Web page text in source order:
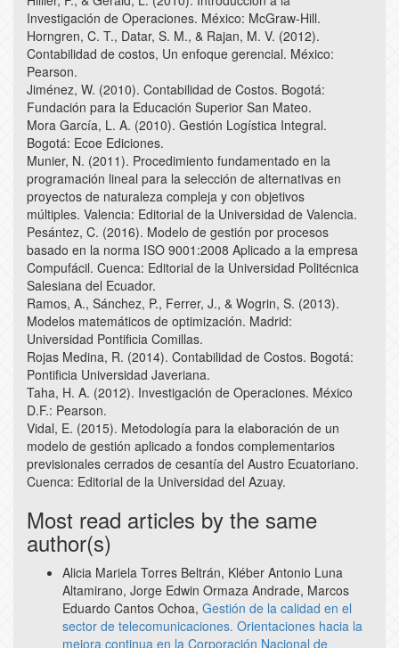
Investigación de Operaciones. México: McGraw-Hill.
Horngren, C. T., Datar, S. M., & Rajan, M. V. (2012).
Contabilidad de costos, Un enfoque gerencial. México:
Pearson.
Jiménez, W. (2010). Contabilidad de Costos. Bogotá:
Fundación para la Educación Superior San Mateo.
Mora García, L. A. (2010). Gestión Logística Integral.
Bogotá: Ecoe Ediciones.
Munier, N. (2011). Procedimiento fundamentado en la
programación lineal para la selección de alternativas en
proyectos de naturaleza compleja y con objetivos
múltiples. Valencia: Editorial de la Universidad de Valencia.
Pesántez, C. (2016). Modelo de gestión por procesos
basado en la norma ISO 9001:2008 Aplicado a la empresa
Compufácil. Cuenca: Editorial de la Universidad Politécnica
Salesiana del Ecuador.
Ramos, A., Sánchez, P., Ferrer, J., & Wogrin, S. (2013).
Modelos matemáticos de optimización. Madrid:
Universidad Pontificia Comillas.
Rojas Medina, R. (2014). Contabilidad de Costos. Bogotá:
Pontificia Universidad Javeriana.
Taha, H. A. (2012). Investigación de Operaciones. México
D.F.: Pearson.
Vidal, E. (2015). Metodología para la elaboración de un
modelo de gestión aplicado a fondos complementarios
previsionales cerrados de cesantía del Austro Ecuatoriano.
Cuenca: Editorial de la Universidad del Azuay.
Most read articles by the same
author(s)
Alicia Mariela Torres Beltrán, Kléber Antonio Luna
Altamirano, Jorge Edwin Ormaza Andrade, Marcos
Eduardo Cantos Ochoa, Gestión de la calidad en el
sector de telecomunicaciones. Orientaciones hacia la
mejora continua en la Corporación Nacional de